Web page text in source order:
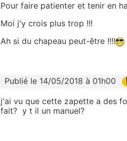
Pour faire patienter et tenir en
Moi j'y crois plus trop !!!
Ah si du chapeau peut-être !!!!
Publié le 14/05/2018 à 01h00
j'ai vu que cette zapette a des
fait? y t il un manuel?